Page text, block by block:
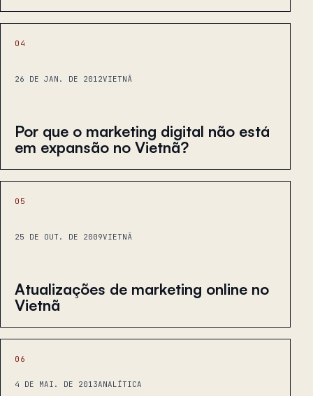
04
26 DE JAN. DE 2012VIETNÃ
Por que o marketing digital não está
em expansão no Vietnã?
05
25 DE OUT. DE 2009VIETNÃ
Atualizações de marketing online no
Vietnã
06
4 DE MAI. DE 2013ANALÍTICA